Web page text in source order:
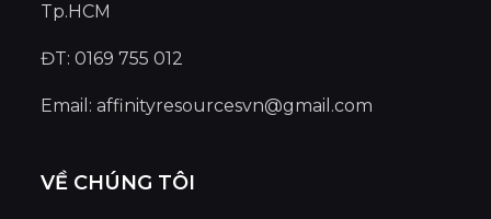
Tp.HCM
ĐT: 0169 755 012
Email:affinityresourcesvn@gmail.com
VỀ CHÚNG TÔI